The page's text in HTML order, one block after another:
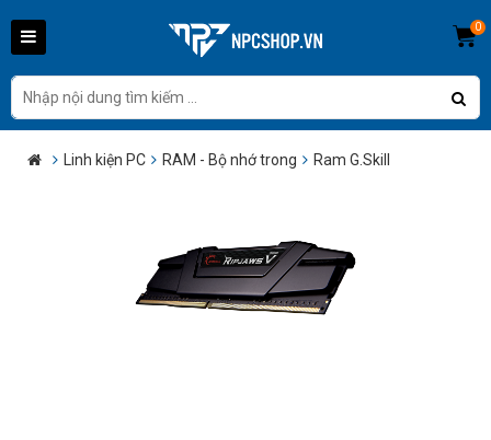
0
Linh kiện PC RAM - Bộ nhớ trong Ram G.Skill